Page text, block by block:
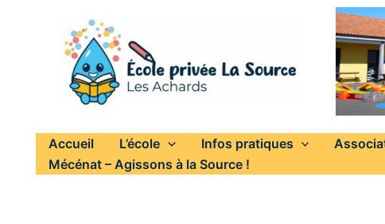
Accueil L’école Infos pratiques
Mécénat – Agissons à la Source !